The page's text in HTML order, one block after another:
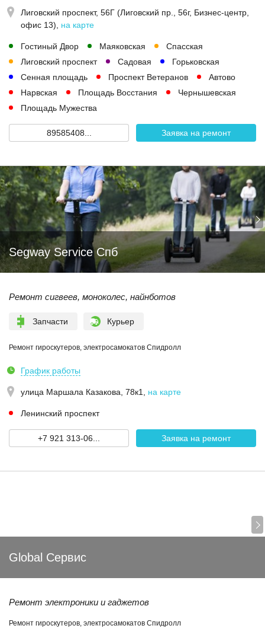
Лиговский проспект, 56Г (Лиговский пр., 56г, Бизнес-центр,
офис 13)
на карте
Гостиный Двор Маяковская
Спасская
Лиговский проспект
Садовая
Горьковская
Сенная площадь
Проспект Ветеранов
Автово
Нарвская
Площадь Восстания
Чернышевская
Площадь Мужества
89585408... Заявка на ремонт
Segway Service Спб
Ремонт сигвеев, моноколес, найнботов
Запчасти Курьер
Ремонт гироскутеров, электросамокатов Спидролл
График работы
улица Маршала Казакова, 78к1 на карте
Ленинский проспект
+7 921 313-06... Заявка на ремонт
Global Сервис
Ремонт электроники и гаджетов
Ремонт гироскутеров, электросамокатов Спидролл